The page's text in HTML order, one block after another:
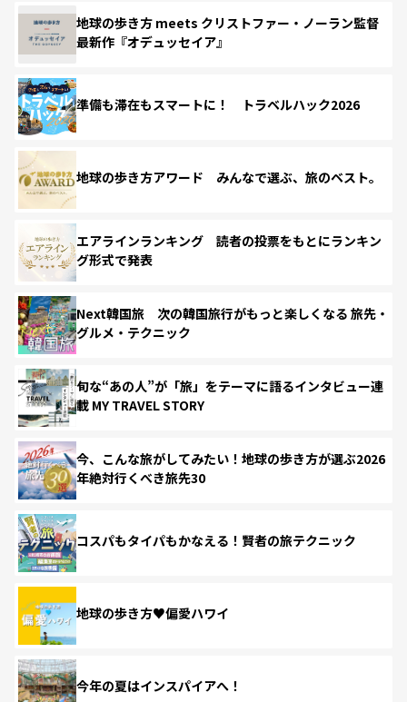
地球の歩き方 meets クリストファー・ノーラン監督
最新作『オデュッセイア』
準備も滞在もスマートに！ トラベルハック2026
地球の歩き方アワード みんなで選ぶ、旅のベスト。
エアラインランキング 読者の投票をもとにランキン
グ形式で発表
Next韓国旅 次の韓国旅行がもっと楽しくなる 旅先・
グルメ・テクニック
旬な“あの人”が「旅」をテーマに語るインタビュー連
載 MY TRAVEL STORY
今、こんな旅がしてみたい！地球の歩き方が選ぶ2026
年絶対行くべき旅先30
コスパもタイパもかなえる！賢者の旅テクニック
地球の歩き方♥偏愛ハワイ
今年の夏はインスパイアへ！